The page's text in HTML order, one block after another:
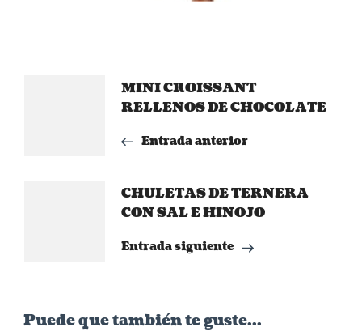
Navegación
MINI CROISSANT
RELLENOS DE CHOCOLATE
Entrada anterior
CHULETAS DE TERNERA
CON SAL E HINOJO
Entrada siguiente
Puede que también te guste...